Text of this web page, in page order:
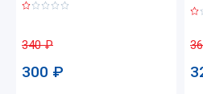
340₽
300 ₽